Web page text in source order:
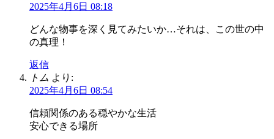
2025年4月6日 08:18
どんな物事を深く見てみたいか…それは、この世の中
の真理！
返信
トム より:
2025年4月6日 08:54
信頼関係のある穏やかな生活
安心できる場所